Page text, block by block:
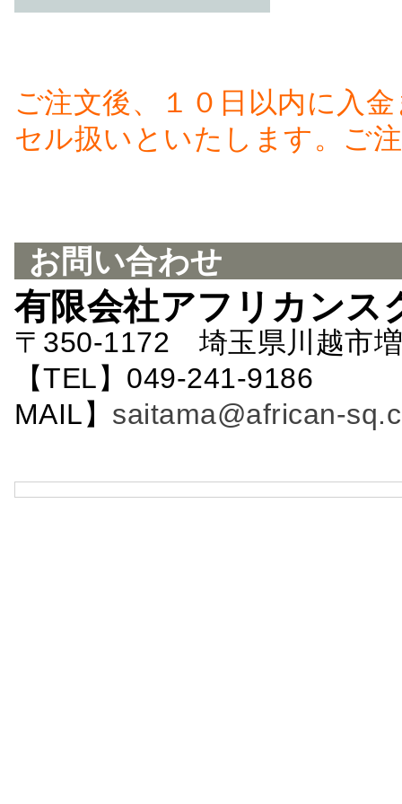
ご注文後、１０日以内に入
セル扱いといたします。ご
お問い合わせ
有限会社アフリカンス
〒350-1172 埼玉県川越市
【TEL】049-241-
MAIL】 saitama@african-